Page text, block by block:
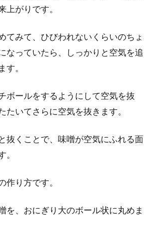
上がりです。
てみて、ひびわれないくらいのちょ
なっていたら、しっかりと空気を追
す。
ボールをするようにして空気を抜
たいてさらに空気を抜きます。
抜くことで、味噌が空気にふれる面
。
作り方です。
を、おにぎり大のボール状に丸めま